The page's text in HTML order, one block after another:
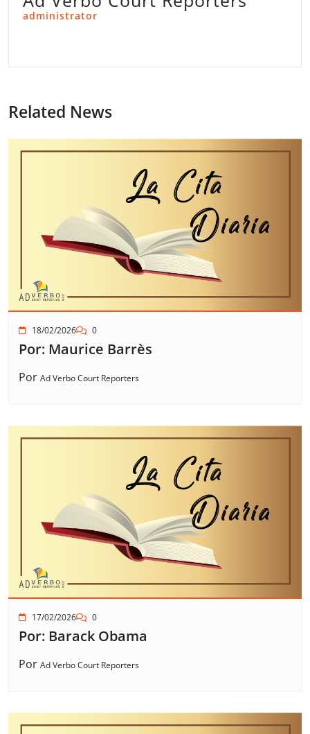
administrator
Related News
18/02/2026 0
Por: Maurice Barrès
Por Ad Verbo Court Reporters
17/02/2026 0
Por: Barack Obama
Por Ad Verbo Court Reporters